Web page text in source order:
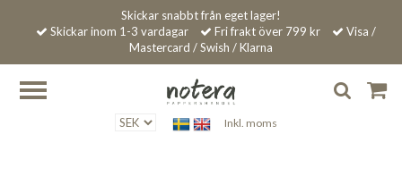
Skickar snabbt från eget lager!
Skickar inom 1-3 vardagar
Fri frakt över 799 kr
Visa /
Mastercard / Swish / Klarna
Inkl. moms